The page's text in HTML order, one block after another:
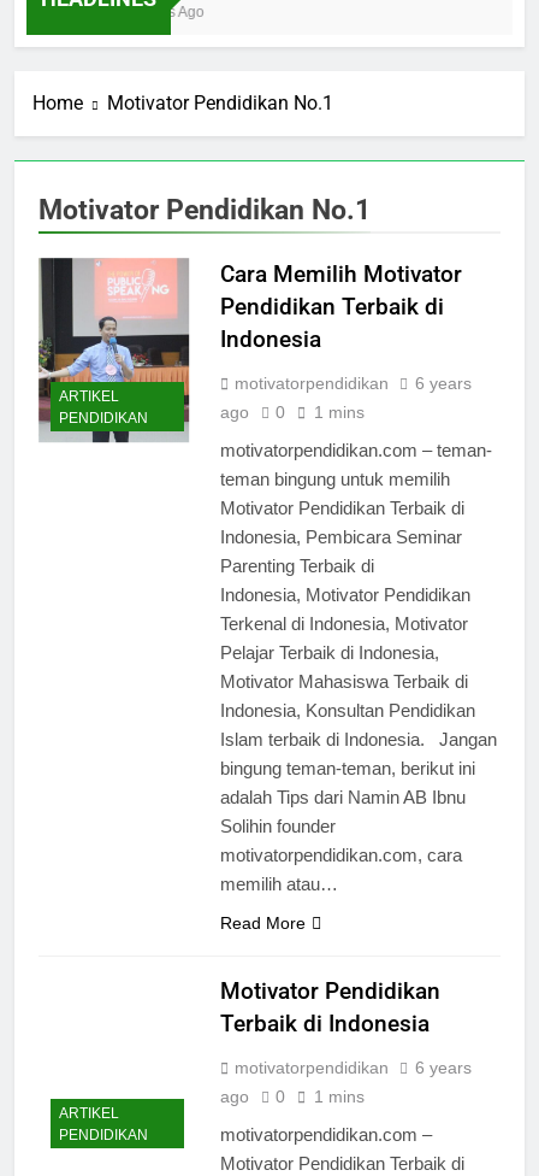
2 Days Ago
Home Motivator Pendidikan No.1
Motivator Pendidikan No.1
ARTIKEL
PENDIDIKAN
Cara Memilih Motivator
Pendidikan Terbaik di
Indonesia
motivatorpendidikan
6 years
ago
0 1 mins
motivatorpendidikan.com – teman-
teman bingung untuk memilih
Motivator Pendidikan Terbaik di
Indonesia, Pembicara Seminar
Parenting Terbaik di
Indonesia, Motivator Pendidikan
Terkenal di Indonesia, Motivator
Pelajar Terbaik di Indonesia,
Motivator Mahasiswa Terbaik di
Indonesia, Konsultan Pendidikan
Islam terbaik di Indonesia. Jangan
bingung teman-teman, berikut ini
adalah Tips dari Namin AB Ibnu
Solihin founder
motivatorpendidikan.com, cara
memilih atau…
Read More
ARTIKEL
PENDIDIKAN
Motivator Pendidikan
Terbaik di Indonesia
motivatorpendidikan
6 years
ago
0 1 mins
motivatorpendidikan.com –
Motivator Pendidikan Terbaik di